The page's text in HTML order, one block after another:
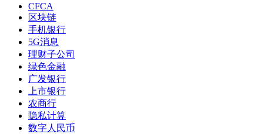
CFCA
区块链
手机银行
5G消息
理财子公司
绿色金融
广发银行
上市银行
农商行
隐私计算
数字人民币